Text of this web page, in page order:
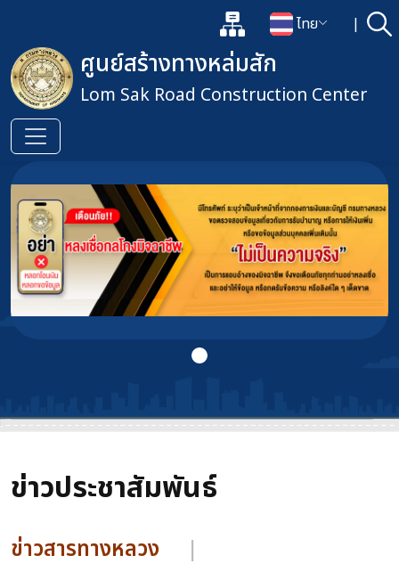
แผนผังเว็บไซต์
เปลี่ยนภาษา
ไทย | ค้
เปิดกล่องค้นหาข้อมูลหลักของเ
ศูนย์สร้างทางหล่มสัก
Lom Sak Road Construction Center
ข่าวประชาสัมพันธ์
ข่าวสารทางหลวง